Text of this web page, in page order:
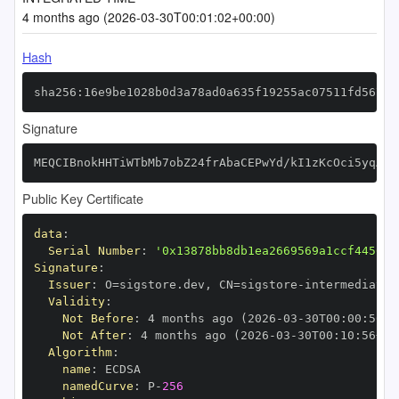
4 months ago (2026-03-30T00:01:02+00:00)
Hash
Signature
MEQCIBnokHHTiWTbMb7obZ24frAbaCEPwYd/
Public Key Certificate
data :
Serial Number:
Signature :
Issuer: O=sigstore.dev , CN=sigstore -
Validity:
Not Before : 4 months ago (2026 -03 - 30T00 : 00 :
Not After: 4 months ago (2026 -03 - 30T00 : 10 : 56+00
Algorithm:
name :
namedCurve : P- 256